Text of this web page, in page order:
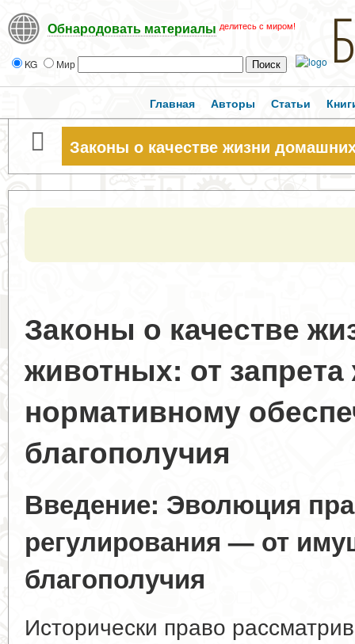
Обнародовать материалы делитесь с миром!
KG Мир
Главная Авторы Статьи
Законы о качестве жизни
Законы о качестве
животных: от запрета
нормативному
благополучия
Введение: Эволюция
регулирования — от
благополучия
Исторически право